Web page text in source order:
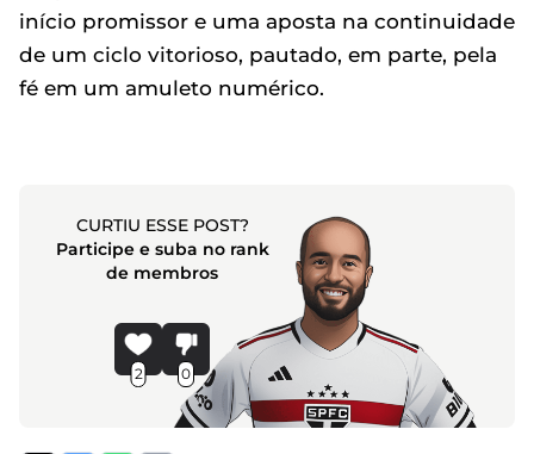
início promissor e uma aposta na continuidade
de um ciclo vitorioso, pautado, em parte, pela
fé em um amuleto numérico.
CURTIU ESSE POST?
Participe e suba no rank
de membros
2 0